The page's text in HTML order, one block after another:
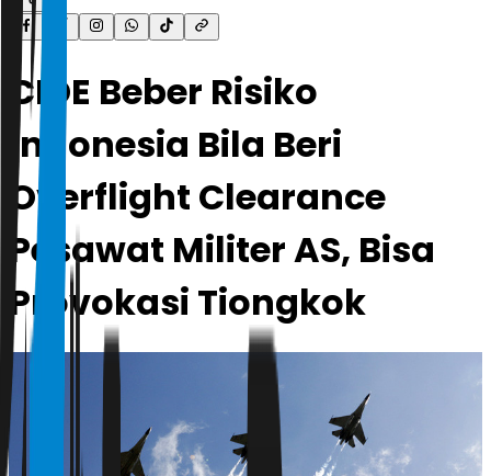
CIDE Beber Risiko
Indonesia Bila Beri
Overflight Clearance
Pesawat Militer AS, Bisa
Provokasi Tiongkok